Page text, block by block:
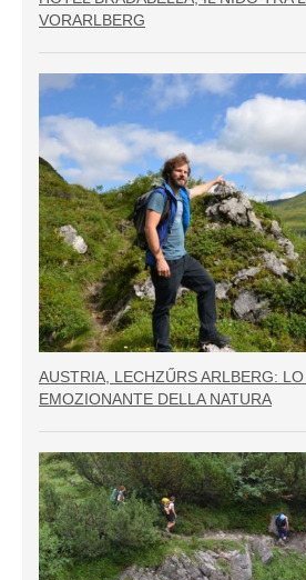
VORARLBERG
AUSTRIA, LECHZŰRS ARLBERG:
EMOZIONANTE DELLA NATURA